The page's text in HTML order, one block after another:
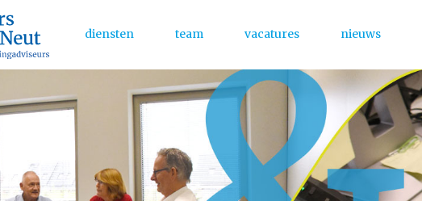
Main Menu
diensten team vacatures nieuws